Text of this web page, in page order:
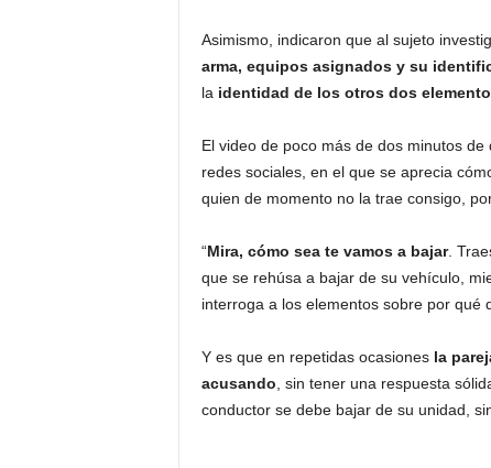
Asimismo, indicaron que al sujeto
arma, equipos asignados y su
la identidad de los otros dos
El video de poco más de dos minutos
redes sociales, en el que se aprecia
quien de momento no la trae consigo,
“Mira, cómo sea te vamos a bajar.
que se rehúsa a bajar de su vehículo,
interroga a los elementos sobre por qué
Y es que en repetidas ocasionesla
acusando , sin tener una respuesta
conductor se debe bajar de su unidad,